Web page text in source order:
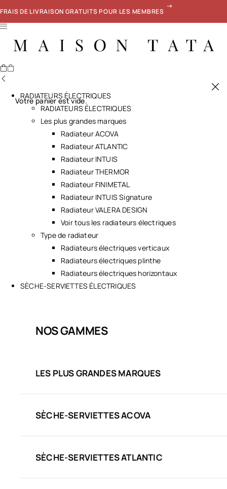
FRAIS DE LIVRAISON GRATUITS POUR LES MEMBRES
Votre panier est vide.
RADIATEURS ÉLECTRIQUES
RADIATEURS ÉLECTRIQUES
Les plus grandes marques
Radiateur ACOVA
Radiateur ATLANTIC
Radiateur INTUIS
Radiateur THERMOR
Radiateur FINIMETAL
Radiateur INTUIS Signature
Radiateur VALERA DESIGN
Voir tous les radiateurs électriques
Type de radiateur
Radiateurs électriques verticaux
Radiateurs électriques plinthe
Radiateurs électriques horizontaux
SÈCHE-SERVIETTES ÉLECTRIQUES
NOS GAMMES
LES PLUS GRANDES MARQUES
SÈCHE-SERVIETTES ACOVA
SÈCHE-SERVIETTES ATLANTIC